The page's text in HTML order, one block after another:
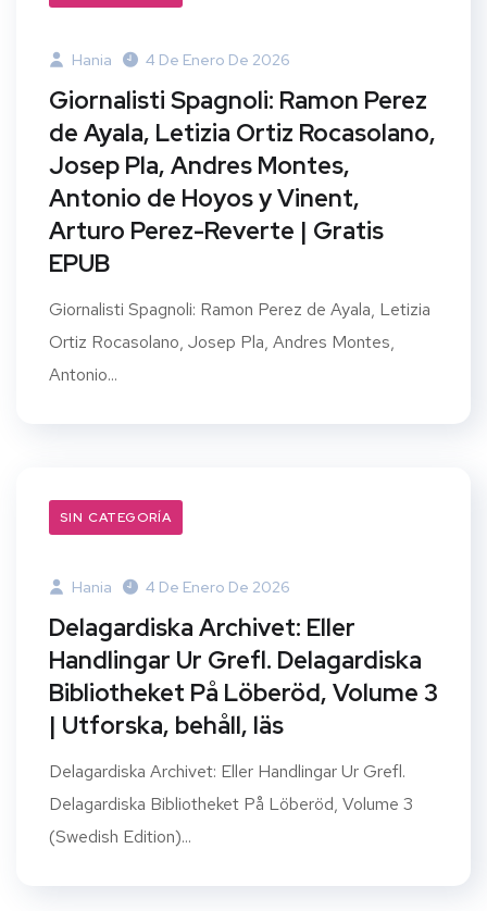
Hania 4 De Enero De 2026
Giornalisti Spagnoli: Ramon Perez
de Ayala, Letizia Ortiz Rocasolano,
Josep Pla, Andres Montes,
Antonio de Hoyos y Vinent,
Arturo Perez-Reverte | Gratis
EPUB
Giornalisti Spagnoli: Ramon Perez de Ayala, Letizia
Ortiz Rocasolano, Josep Pla, Andres Montes,
Antonio...
SIN CATEGORÍA
Hania 4 De Enero De 2026
Delagardiska Archivet: Eller
Handlingar Ur Grefl. Delagardiska
Bibliotheket På Löberöd, Volume 3
| Utforska, behåll, läs
Delagardiska Archivet: Eller Handlingar Ur Grefl.
Delagardiska Bibliotheket På Löberöd, Volume 3
(Swedish Edition)...